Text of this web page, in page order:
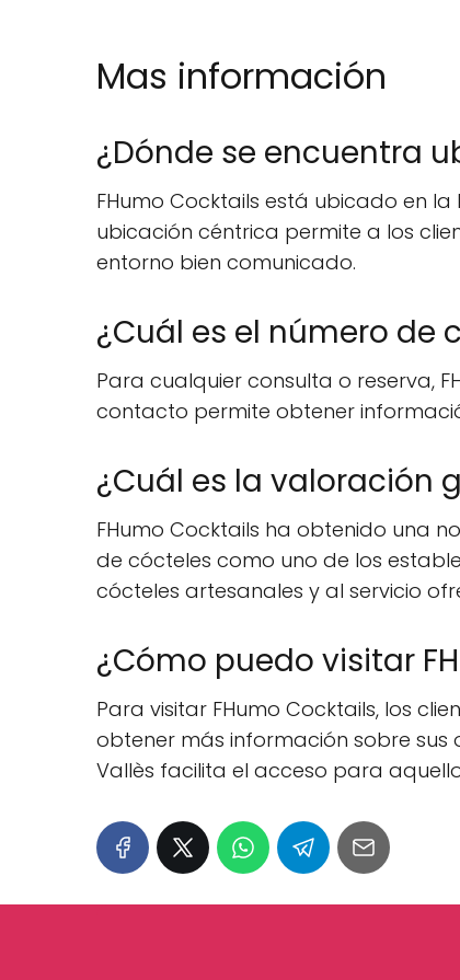
Mas información
¿Dónde se encuentra
FHumo Cocktails está ubicado en la
ubicación céntrica permite a los
entorno bien comunicado.
¿Cuál es el número de
Para cualquier consulta o reserva,
contacto permite obtener
¿Cuál es la valoración
FHumo Cocktails ha obtenido una
de cócteles como uno de los
cócteles artesanales y al servicio
¿Cómo puedo visitar
Para visitar FHumo Cocktails, los
obtener más información sobre sus
Vallès facilita el acceso para